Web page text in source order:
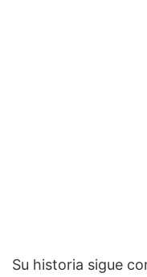
Su historia sigue